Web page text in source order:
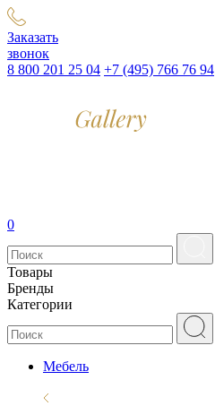
Заказать
звонок
8 800 201 25 04 +7 (495) 766 76 94
0
Товары
Бренды
Категории
Мебель